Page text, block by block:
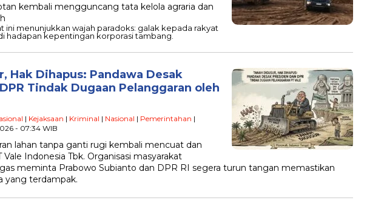
kembali mengguncang tata kelola agraria dan
ini menunjukkan wajah paradoks: galak kepada rakyat
hadapan kepentingan korporasi tambang.
Hak Dihapus: Pandawa Desak
Tindak Dugaan Pelanggaran oleh
| Kejaksaan | Kriminal | Nasional | Pemerintahan |
- 07:34 WIB
lahan tanpa ganti rugi kembali mencuat dan
Indonesia Tbk. Organisasi masyarakat
meminta Prabowo Subianto dan DPR RI segera turun tangan memastikan
yang terdampak.